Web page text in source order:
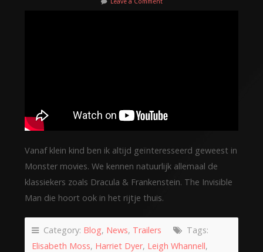
Vanaf klein kind ben ik altijd geïnteresseerd geweest in
Monster movies. We kennen natuurlijk allemaal de
klassiekers zoals Dracula & Frankenstein. The Invisible
Man die hoort ook in het rijtje thuis.
Category: Blog, News, Trailers
Tags:
Elisabeth Moss, Harriet Dyer, Leigh Whannell,